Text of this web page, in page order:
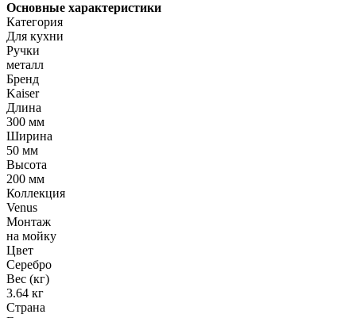
Основные характеристики
Категория
Для кухни
Ручки
металл
Бренд
Kaiser
Длина
300 мм
Ширина
50 мм
Высота
200 мм
Коллекция
Venus
Монтаж
на мойку
Цвет
Серебро
Вес (кг)
3.64 кг
Страна